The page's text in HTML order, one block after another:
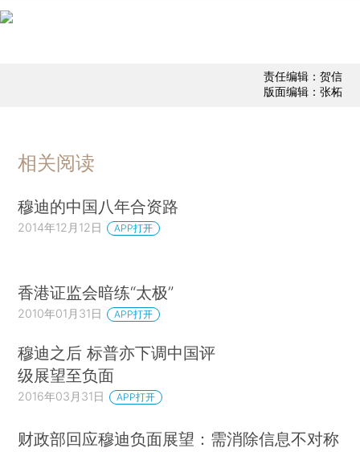
责任编辑：贺信
版面编辑：张柘
相关阅读
穆迪的中国八年合资路
2014年12月12日 APP打开
香港证监会暗练“太极”
2010年01月31日 APP打开
穆迪之后 标普亦下调中国评
级展望至负面
2016年03月31日 APP打开
财政部回应穆迪负面展望：需消除信息不对称